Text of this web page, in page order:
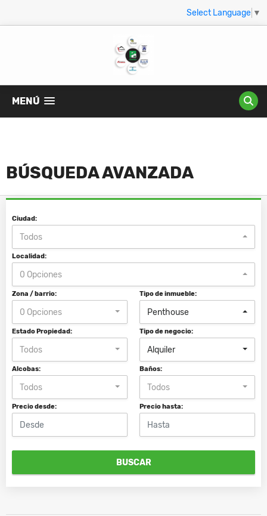
Select Language ▼
MENÚ
BÚSQUEDA AVANZADA
Ciudad:
Todos
Localidad:
0 Opciones
Zona / barrio:
0 Opciones
Tipo de inmueble:
Penthouse
Estado Propiedad:
Todos
Tipo de negocio:
Alquiler
Alcobas:
Todos
Baños:
Todos
Precio desde: Precio hasta:
BUSCAR